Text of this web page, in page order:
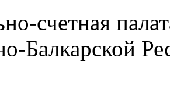
счетная
Балкарской